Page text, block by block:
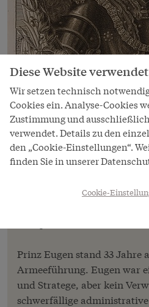
Bild
„Eugenius Franciscus
Prinz Eugen stand 33 Jahre
Armeeführung. Eugen war
und Stratege, aber kein
schwerfällige
Diese Website
Wir setzen technisch
Cookies ein. Analyse-Cookies
Zustimmung und
verwendet. Details zu den
den „Cookie-Einstellungen“.
finden Sie in unserer
Cookie-